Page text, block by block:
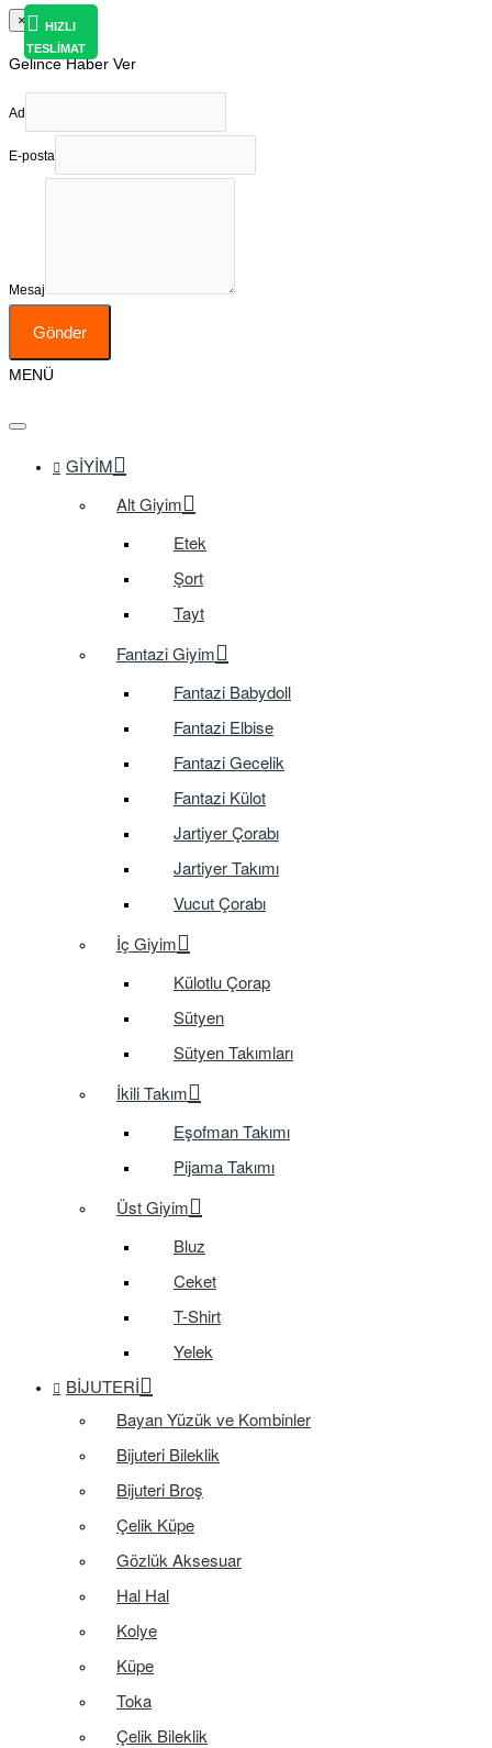
×
Gelince Haber Ver
Ad
E-posta
Mesaj
Gönder
MENÜ
GIYIM
Alt Giyim
Etek
Şort
Tayt
Fantazi Giyim
Fantazi Babydoll
Fantazi Elbise
Fantazi Gecelik
Fantazi Külot
Jartiyer Çorabı
Jartiyer Takımı
Vucut Çorabı
İç Giyim
Külotlu Çorap
Sütyen
Sütyen Takımları
İkili Takım
Eşofman Takımı
Pijama Takımı
Üst Giyim
Bluz
Ceket
T-Shirt
Yelek
BIJUTERI
Bayan Yüzük ve Kombinler
Bijuteri Bileklik
Bijuteri Broş
Çelik Küpe
Gözlük Aksesuar
Hal Hal
Kolye
Küpe
Toka
Çelik Bileklik
HIZLI
TESLİMAT